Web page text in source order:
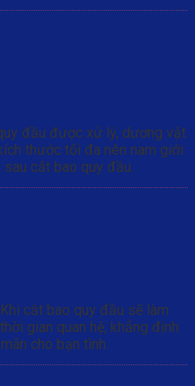
đầu được xử lý, dương vật
thước tối đa nên nam giới
cắt bao quy đầu.
Khi cắt bao quy đầu sẽ làm
gian quan hệ, khẳng định
cho bạn tình.